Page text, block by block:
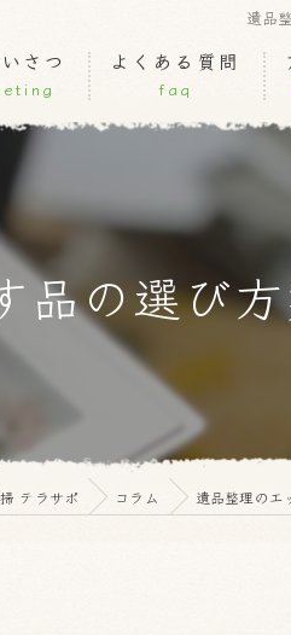
遺品
さつ よくある質問
faq
の選び
テラサポ コラム 遺品整理のエ